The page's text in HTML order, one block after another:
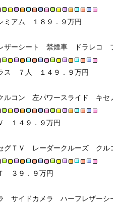
ミアム　１８９．９万円
ザーシート　禁煙車　ドラレコ　フ
ス　７人　１４９．９万円
ルコン　左パワースライド　キセ
　１４９．９万円
グＴＶ　レーダークルーズ　クルコ
　３９．９万円
　サイドカメラ　ハーフレザーシー